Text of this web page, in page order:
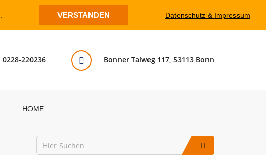
Bonner Talweg 117, 53113 Bonn
0228-220236
HOME
VERSTANDEN Datenschutz & Impressum